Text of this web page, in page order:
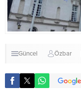
Güncel Özbar